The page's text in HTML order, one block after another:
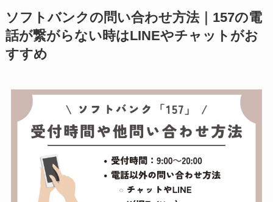
ソフトバンクの問い合わせ方法｜157の電
話が繋がらない時はLINEやチャットがお
すすめ